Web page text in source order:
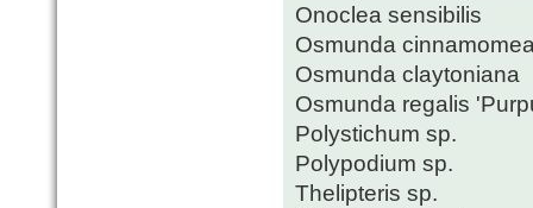
Onoclea sensibilis
Osmunda
Osmunda claytoniana
Osmunda regalis
Polystichum sp.
Polypodium sp.
Thelipteris sp.